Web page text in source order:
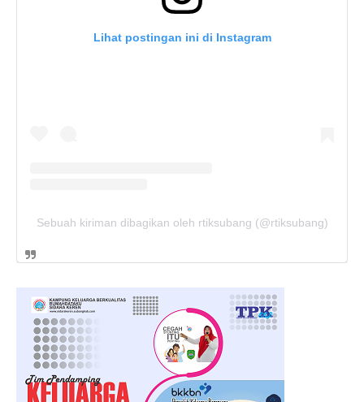
Lihat postingan ini di Instagram
Sebuah kiriman dibagikan oleh rtiksubang (@rtiksubang)